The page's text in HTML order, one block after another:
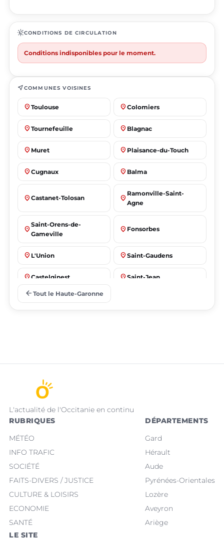
routineCONDITIONS DE CIRCULATION
Conditions indisponibles pour le moment.
near_meCOMMUNES VOISINES
place Toulouse place Colomiers
place Tournefeuille place Blagnac
place Muret place Plaisance-du-Touch
place Cugnaux place Balma
place Castanet-Tolosan place
Ramonville-Saint-
Agne
place
Saint-Orens-de-
Gameville
place Fonsorbes
place L'Union place Saint-Gaudens
place Castelginest place Saint-Jean
place Villeneuve-Tolosane
arrow_back Tout le Haute-Garonne
L'actualité de l'Occitanie en continu
RUBRIQUES
MÉTÉO
INFO TRAFIC
SOCIÉTÉ
FAITS-DIVERS / JUSTICE
CULTURE & LOISIRS
ECONOMIE
SANTÉ
DÉPARTEMENTS
Gard
Hérault
Aude
Pyrénées-Orientales
Lozère
Aveyron
Ariège
LE SITE